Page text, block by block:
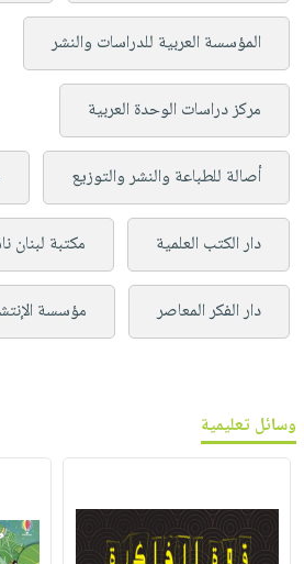
المؤسسة العربية للدراسات والنشر
مركز دراسات الوحدة العربية
أصالة للطباعة والنشر والتوزيع
دار الكتب العلمية مكتبة لبنان
دار الفكر المعاصر مؤسسة
وسائل تعليمية